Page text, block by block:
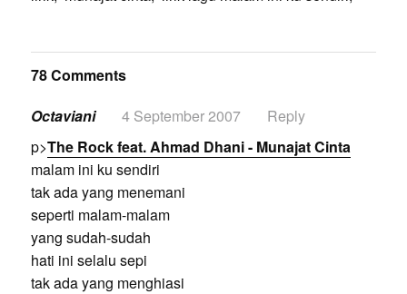
78 Comments
Octaviani
4 September 2007
Reply
p>The Rock feat. Ahmad Dhani - Munajat Cinta
malam ini ku sendiri
tak ada yang menemani
seperti malam-malam
yang sudah-sudah
hati ini selalu sepi
tak ada yang menghiasi